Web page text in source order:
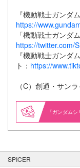
『機動戦士ガンダ
https://
「機動戦士ガンダ
https://twitter.com/
『機動戦士ガンダ
ト： https://
（C）創通・サン
「ガンダム
SPICER